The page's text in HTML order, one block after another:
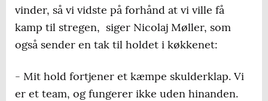
vinder, så vi vidste på forhånd at vi ville få
kamp til stregen, siger Nicolaj Møller, som
også sender en tak til holdet i køkkenet:
- Mit hold fortjener et kæmpe skulderklap. Vi
er et team, og fungerer ikke uden hinanden.